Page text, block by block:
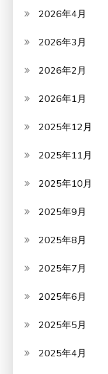
2026年4月
2026年3月
2026年2月
2026年1月
2025年12月
2025年11月
2025年10月
2025年9月
2025年8月
2025年7月
2025年6月
2025年5月
2025年4月